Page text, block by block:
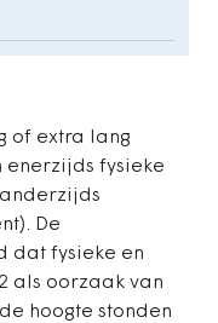
of extra lang
fysieke
De
dat fysieke en
als oorzaak van
hoogte stonden